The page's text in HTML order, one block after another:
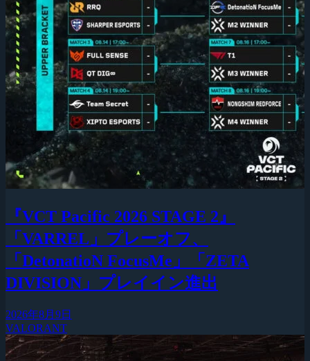
『VCT Pacific 2026 STAGE 2』
「VARREL」プレーオフ、
「DetonatioN FocusMe」「ZETA
DIVISION」プレイイン進出
2026年8月9日
VALORANT